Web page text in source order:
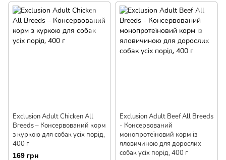
Exclusion Adult Chicken All
Breeds – Консервований корм
з куркою для собак усіх порід,
400 г
169 грн
Exclusion Adult Beef All Breeds
- Консервований
монопротеїновий корм із
яловичиною для дорослих
собак усіх порід, 400 г